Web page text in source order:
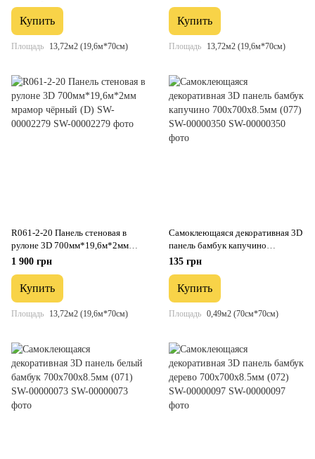
Купить
Площадь 13,72м2 (19,6м*70см)
Купить
Площадь 13,72м2 (19,6м*70см)
R061-2-20 Панель стеновая в
рулоне 3D 700мм*19,6м*2мм
мрамор чёрный (D) SW-00002279
1 900 грн
Купить
Площадь 13,72м2 (19,6м*70см)
Самоклеющаяся декоративная 3D
панель бамбук капучино
700x700x8.5мм (077) SW-
135 грн
Купить
Площадь 0,49м2 (70см*70см)